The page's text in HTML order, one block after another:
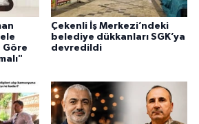
Göre
Çekenli İş Merkezi’ndeki
belediye dükkanları SGK’ya
devredildi